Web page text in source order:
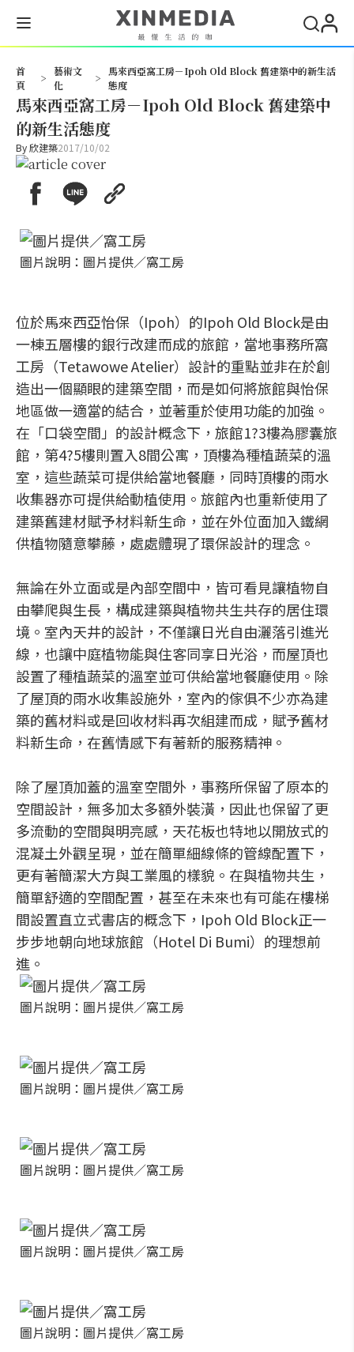
首
頁
>
藝術文
化
>
馬來西亞窩工房－Ipoh Old Block 舊建築中的新生活
態度
馬來西亞窩工房－Ipoh Old Block 舊建築中
的新生活態度
By欣建築2017/10/02
圖片說明：圖片提供／窩工房
位於馬來西亞怡保（Ipoh）的Ipoh Old Block是由
一棟五層樓的銀行改建而成的旅館，當地事務所窩
工房（Tetawowe Atelier）設計的重點並非在於創
造出一個顯眼的建築空間，而是如何將旅館與怡保
地區做一適當的結合，並著重於使用功能的加強。
在「口袋空間」的設計概念下，旅館1?3樓為膠囊旅
館，第4?5樓則置入8間公寓，頂樓為種植蔬菜的溫
室，這些蔬菜可提供給當地餐廳，同時頂樓的雨水
收集器亦可提供給動植使用。旅館內也重新使用了
建築舊建材賦予材料新生命，並在外位面加入鐵網
供植物隨意攀藤，處處體現了環保設計的理念。
無論在外立面或是內部空間中，皆可看見讓植物自
由攀爬與生長，構成建築與植物共生共存的居住環
境。室內天井的設計，不僅讓日光自由灑落引進光
線，也讓中庭植物能與住客同享日光浴，而屋頂也
設置了種植蔬菜的溫室並可供給當地餐廳使用。除
了屋頂的雨水收集設施外，室內的傢俱不少亦為建
築的舊材料或是回收材料再次組建而成，賦予舊材
料新生命，在舊情感下有著新的服務精神。
除了屋頂加蓋的溫室空間外，事務所保留了原本的
空間設計，無多加太多額外裝潢，因此也保留了更
多流動的空間與明亮感，天花板也特地以開放式的
混凝土外觀呈現，並在簡單細線條的管線配置下，
更有著簡潔大方與工業風的樣貌。在與植物共生，
簡單舒適的空間配置，甚至在未來也有可能在樓梯
間設置直立式書店的概念下，Ipoh Old Block正一
步步地朝向地球旅館（Hotel Di Bumi）的理想前
進。
圖片說明：圖片提供／窩工房
圖片說明：圖片提供／窩工房
圖片說明：圖片提供／窩工房
圖片說明：圖片提供／窩工房
圖片說明：圖片提供／窩工房